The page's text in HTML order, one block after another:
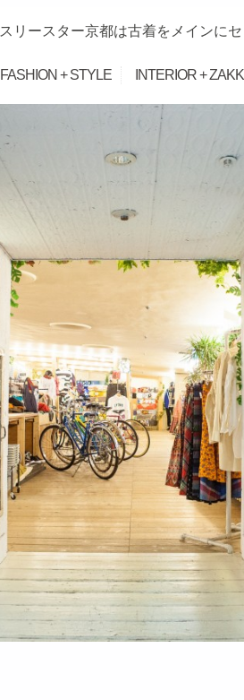
スリースター京都は古着をメインに
FASHION + STYLE INTERIOR +